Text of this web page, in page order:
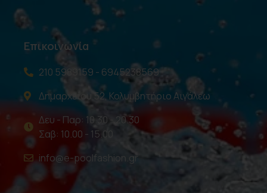
Επικοινωνία
210 5989159 - 6945238569
Δημαρχείου 52, Κολυμβητήριο Αιγάλεω
Δευ - Παρ: 10.30 - 20.30
Σαβ: 10.00 - 15.00
info@e-poolfashion.gr